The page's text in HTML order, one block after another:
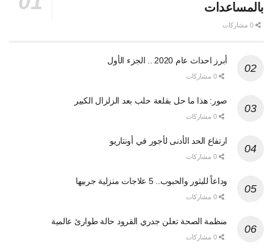
بالمساعدات
أبرز احداث عام 2020 .. الجزء الأول
صور: هذا ما حل بقلعة حلب بعد الزلزال الكبير
ارتفاع الحد الأدنى لأجور في أونتاريو
وداعاً للبثور والحبوب.. 5 علاجات منزلية جربيها
منظمة الصحة تعلن جدري القرود حالة طوارئ عالمية